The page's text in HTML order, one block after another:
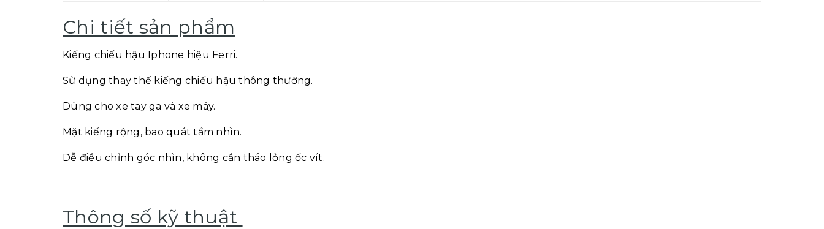
Chi tiết sản phẩm
Kiếng chiếu hậu Iphone hiệu Ferri.
Sử dụng thay thế kiếng chiếu hậu thông thường.
Dùng cho xe tay ga và xe máy.
Mặt kiếng rộng, bao quát tầm nhìn.
Dễ điều chỉnh góc nhìn, không cần tháo lỏng ốc vít.
Thông số kỹ thuật